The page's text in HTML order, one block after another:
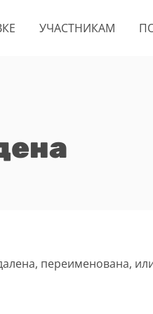
УЧАСТНИКАМ
переименована,